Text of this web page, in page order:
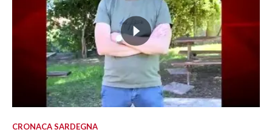
CRONACA SARDEGNA